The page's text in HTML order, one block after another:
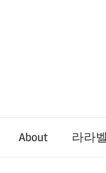
About 라라벨